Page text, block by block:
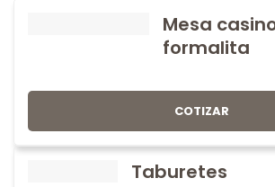
Mesa
formalita
COTIZAR
Taburetes